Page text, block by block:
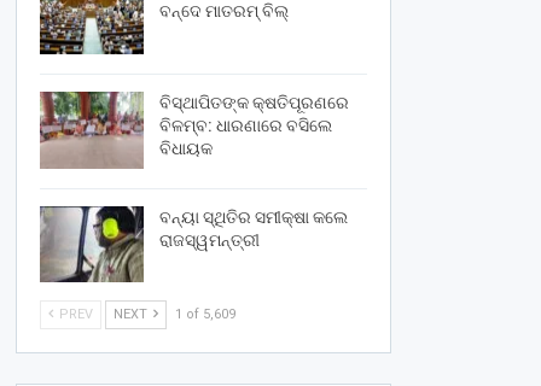
ବନ୍ଦେ ମାତରମ୍‌ ବିଲ୍‌
ବିସ୍ଥାପିତଙ୍କ କ୍ଷତିପୂରଣରେ
ବିଳମ୍ବ: ଧାରଣାରେ ବସିଲେ
ବିଧାୟକ
ବନ୍ୟା ସ୍ଥିତିର ସମୀକ୍ଷା କଲେ
ରାଜସ୍ୱମନ୍ତ୍ରୀ
PREV NEXT 1 of 5,609